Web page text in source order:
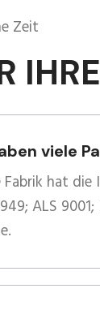
Zeit
viele
Fabrik hat die
ALS